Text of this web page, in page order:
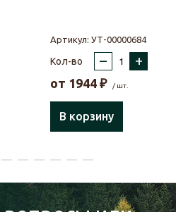
Артикул: УТ-00000684
Кол-во – +
от 1944 ₽ / шт.
В корзину